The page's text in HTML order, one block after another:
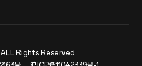
Rights Reserved